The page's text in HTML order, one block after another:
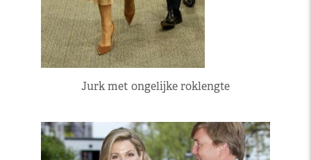
Jurk met ongelijke roklengte